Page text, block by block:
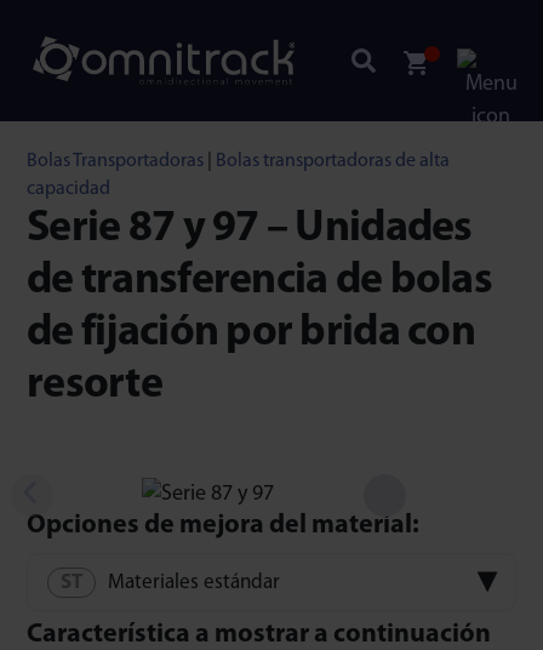
Bolas Transportadoras
Bolas transportadoras de alta
capacidad
Serie 87 y 97 – Unidades
de transferencia de bolas
de fijación por brida con
resorte
Opciones de mejora del material:
Materiales estándar
Característica a mostrar a continuación